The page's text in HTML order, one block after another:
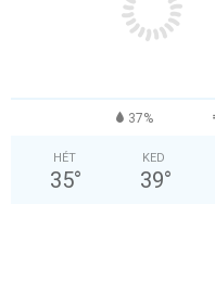
37%
HÉT
35°
KED
39°